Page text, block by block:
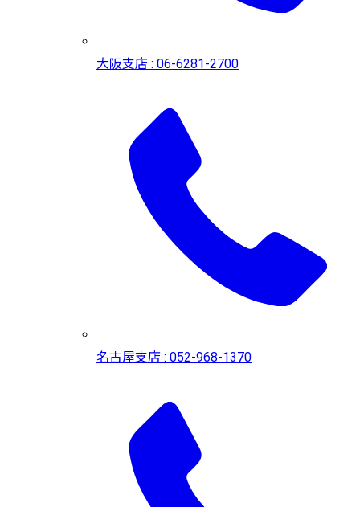
大阪支店 : 06-6281-2700
名古屋支店 : 052-968-1370